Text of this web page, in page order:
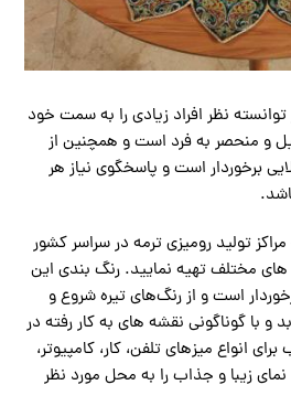
نظر افراد زیادی را به سمت خود
و منحصر به فرد است و همچنین از
برخوردار است و پاسخگوی نیاز هر
تولید رومیزی ترمه در سراسر کشور
مختلف تهیه نمایید. رنگ بندی این
است و از رنگ‌های تیره شروع و
با گوناگونی نقشه های به کار رفته در
انواع میزهای تلفن، کار، کامپیوتر،
زیبا و جذاب را به محل مورد نظر